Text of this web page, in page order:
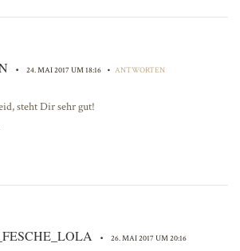
• 24. MAI 2017 UM 18:16 • ANTWORTEN
steht Dir sehr gut!
• 26. MAI 2017 UM 20:16